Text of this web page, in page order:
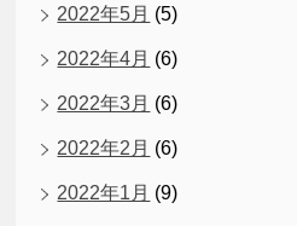
2022年5月 (5)
2022年4月 (6)
2022年3月 (6)
2022年2月 (6)
2022年1月 (9)